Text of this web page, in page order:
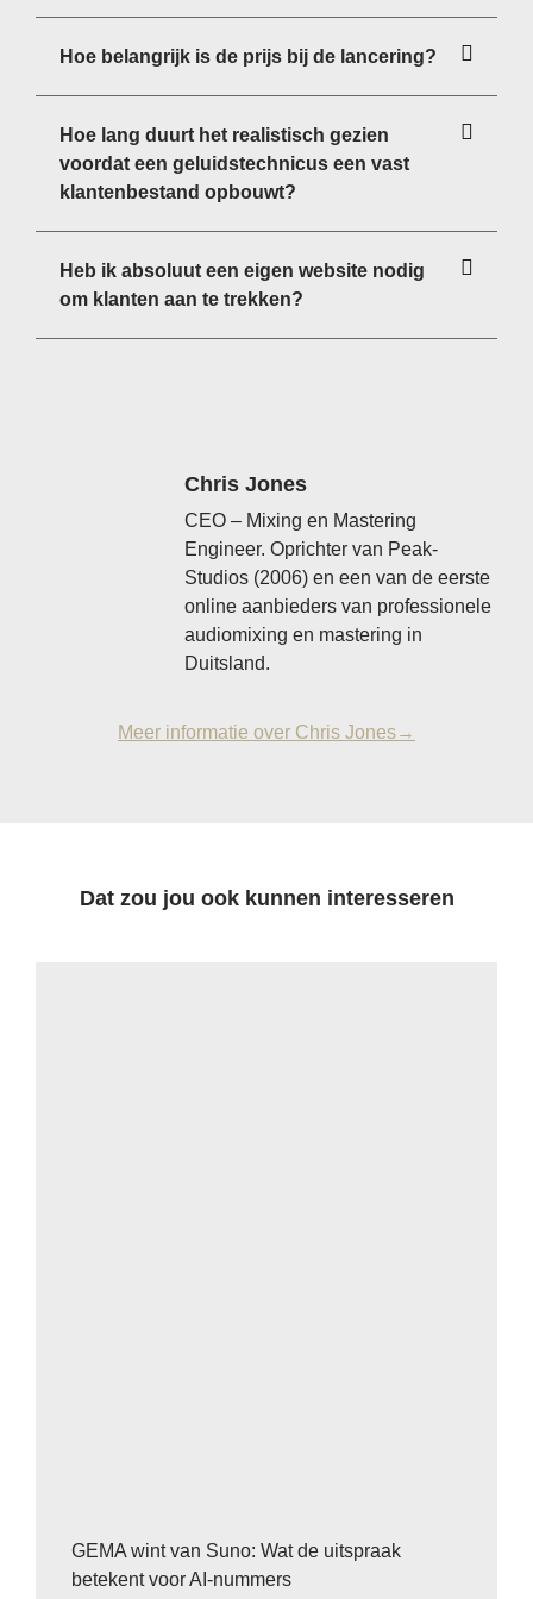
Hoe belangrijk is de prijs bij de lancering?
Hoe lang duurt het realistisch gezien
voordat een geluidstechnicus een vast
klantenbestand opbouwt?
Heb ik absoluut een eigen website nodig
om klanten aan te trekken?
Chris Jones
CEO – Mixing en Mastering
Engineer. Oprichter van Peak-
Studios (2006) en een van de eerste
online aanbieders van professionele
audiomixing en mastering in
Duitsland.
Meer informatie over Chris Jones→
Dat zou jou ook kunnen interesseren
GEMA wint van Suno: Wat de uitspraak
betekent voor AI-nummers